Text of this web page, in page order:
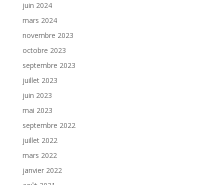
juin 2024
mars 2024
novembre 2023
octobre 2023
septembre 2023
juillet 2023
juin 2023
mai 2023
septembre 2022
juillet 2022
mars 2022
janvier 2022